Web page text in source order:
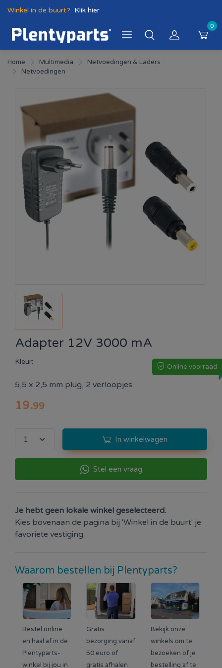
Winkel in de buurt? Klik hier
0
Home Multimedia
Netvoedingen & Laders
Netvoedingen
Adapter 12V 3000 mA
Kleur:
Online voorraad
5,5 x 2,5 mm plug, 2 verloopjes
19.99
In winkelwagen
Stel een vraag
Je hebt geen lokale winkel geselecteerd.
Kies bovenaan de pagina bij 'Winkel in de buurt' je
favoriete vestiging.
Waarom bestellen bij Plentyparts?
Bestel online
en haal af in de
Plentyparts-
winkel bij jou in
Gratis
bezorging vanaf
50 euro of
gratis afhalen
Bekijk onze
winkels om te
bezoeken of je
bestelling af te